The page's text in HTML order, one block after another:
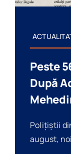
Peste
După
Polițiștii
august,